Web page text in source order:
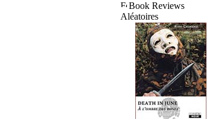
Book Reviews
Aléatoires